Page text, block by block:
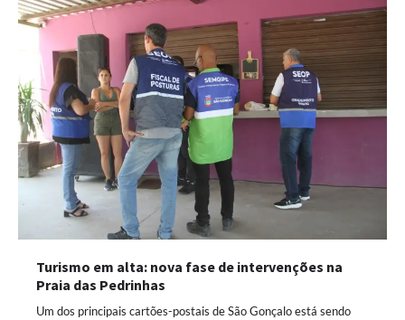
Turismo em alta: nova fase de intervenções na
Praia das Pedrinhas
Um dos principais cartões-postais de São Gonçalo está sendo